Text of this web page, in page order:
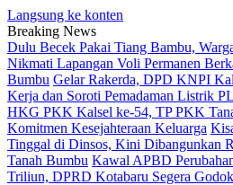
Langsung ke konten
Breaking News
Dulu Becek Pakai Tiang Bambu,
Nikmati Lapangan Voli Permanen
Bumbu Gelar Rakerda, DPD KNPI
Kerja dan Soroti Pemadaman Listrik
HKG PKK Kalsel ke-54, TP PKK
Komitmen Kesejahteraan Keluarga
Tinggal di Dinsos, Kini Dibangunkan
Tanah Bumbu Kawal APBD
Triliun, DPRD Kotabaru Segera